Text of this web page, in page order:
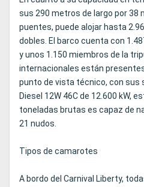
sus 290 metros de largo por 38
puentes, puede alojar hasta
dobles. El barco cuenta con
y unos 1.150 miembros de la
internacionales están
punto de vista técnico, con sus
Diesel 12W 46C de 12.600 kW,
toneladas brutas es capaz de
21 nudos.
Tipos de camarotes
A bordo del Carnival Liberty,